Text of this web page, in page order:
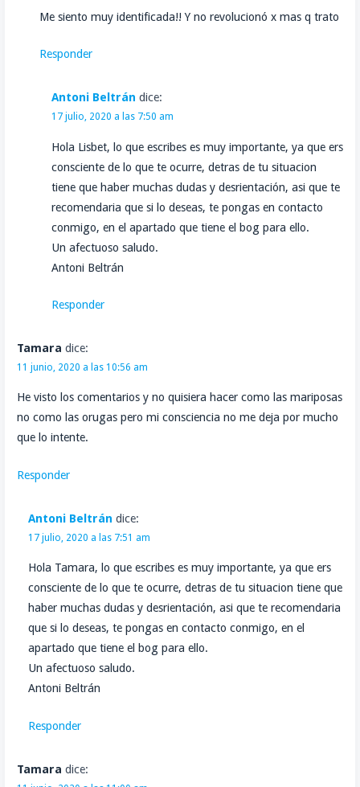
Me siento muy identificada!! Y no revolucionó x mas q trato
Responder
Antoni Beltrán dice:
17 julio, 2020 a las 7:50 am
Hola Lisbet, lo que escribes es muy importante, ya que ers
consciente de lo que te ocurre, detras de tu situacion
tiene que haber muchas dudas y desrientación, asi que te
recomendaria que si lo deseas, te pongas en contacto
conmigo, en el apartado que tiene el bog para ello.
Un afectuoso saludo.
Antoni Beltrán
Responder
Tamara dice:
11 junio, 2020 a las 10:56 am
He visto los comentarios y no quisiera hacer como las mariposas
no como las orugas pero mi consciencia no me deja por mucho
que lo intente.
Responder
Antoni Beltrán dice:
17 julio, 2020 a las 7:51 am
Hola Tamara, lo que escribes es muy importante, ya que ers
consciente de lo que te ocurre, detras de tu situacion tiene que
haber muchas dudas y desrientación, asi que te recomendaria
que si lo deseas, te pongas en contacto conmigo, en el
apartado que tiene el bog para ello.
Un afectuoso saludo.
Antoni Beltrán
Responder
Tamara dice: